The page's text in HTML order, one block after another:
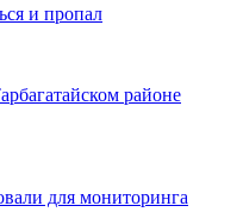
и пропал
районе
для мониторинга